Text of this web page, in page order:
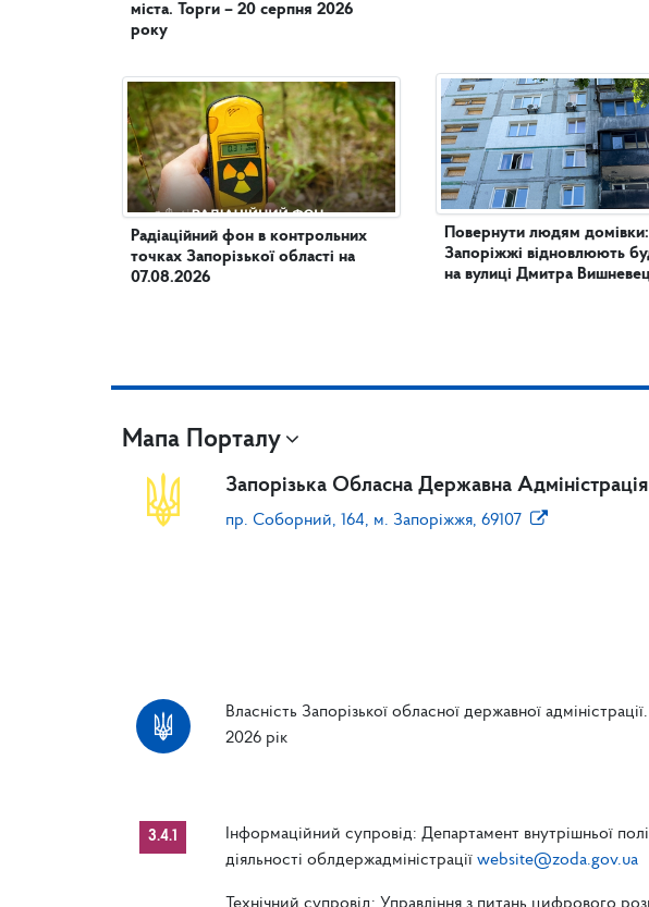
міста. Торги – 20 серпня 2026
року
Радіаційний фон в контрольних
точках Запорізької області на
07.08.2026
Повернути людям
Запоріжжі відновлюють
на вулиці Дмитра
Мапа Порталу
Запорізька Обласна Державна Адміністрація
пр. Соборний, 164, м. Запоріжжя, 69107
Власність Запорізької обласної державної адміністрації.
2026 рік
3.4.1
Інформаційний супровід: Департамент внутрішньої
діяльності облдержадміністрації website@zoda.gov.ua